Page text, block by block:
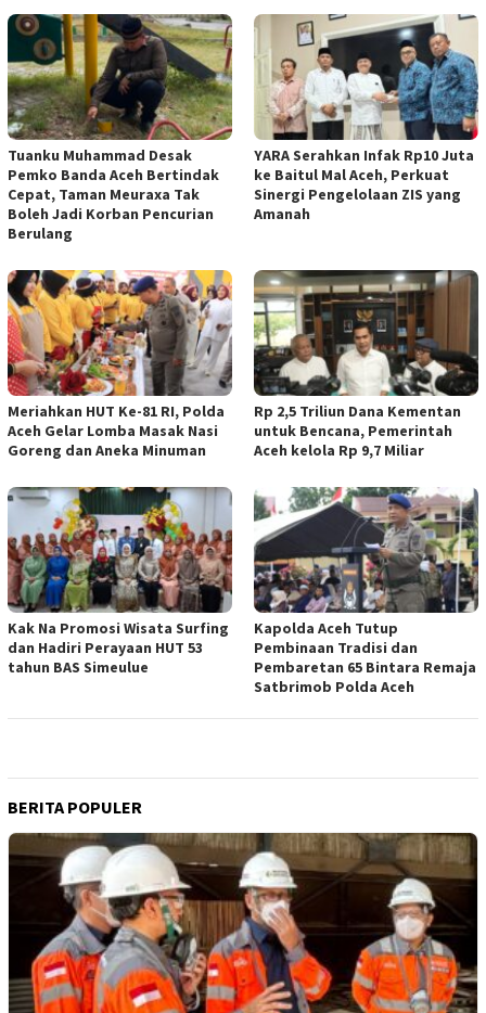
Tuanku Muhammad Desak
Pemko Banda Aceh Bertindak
Cepat, Taman Meuraxa Tak
Boleh Jadi Korban Pencurian
Berulang
YARA Serahkan Infak Rp10 Juta
ke Baitul Mal Aceh, Perkuat
Sinergi Pengelolaan ZIS yang
Amanah
Meriahkan HUT Ke-81 RI, Polda
Aceh Gelar Lomba Masak Nasi
Goreng dan Aneka Minuman
Rp 2,5 Triliun Dana Kementan
untuk Bencana, Pemerintah
Aceh kelola Rp 9,7 Miliar
Kak Na Promosi Wisata Surfing
dan Hadiri Perayaan HUT 53
tahun BAS Simeulue
Kapolda Aceh Tutup
Pembinaan Tradisi dan
Pembaretan 65 Bintara Remaja
Satbrimob Polda Aceh
BERITA POPULER